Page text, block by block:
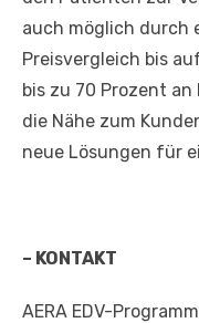
auch möglich durch
Preisvergleich bis
bis zu 70 Prozent
die Nähe zum
neue Lösungen für
– KONTAKT
AERA EDV-